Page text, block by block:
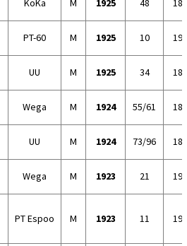
KoKa M 1925 48
PT-60 M 1925 10
UU M 1925 34
Wega M 1924 55/61
UU M 1924 73/96
Wega M 1923 21
PT Espoo M 1923 11